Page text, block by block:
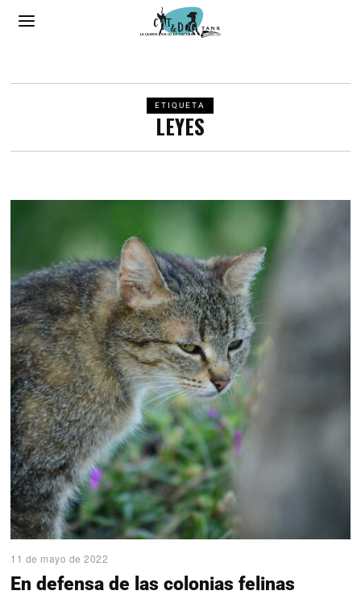
ETIQUETA
LEYES
11 de mayo de 2022
En defensa de las colonias felinas